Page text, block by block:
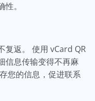
。
复返。 使用 vCard QR
信息传输变得不再麻
您的信息，促进联系